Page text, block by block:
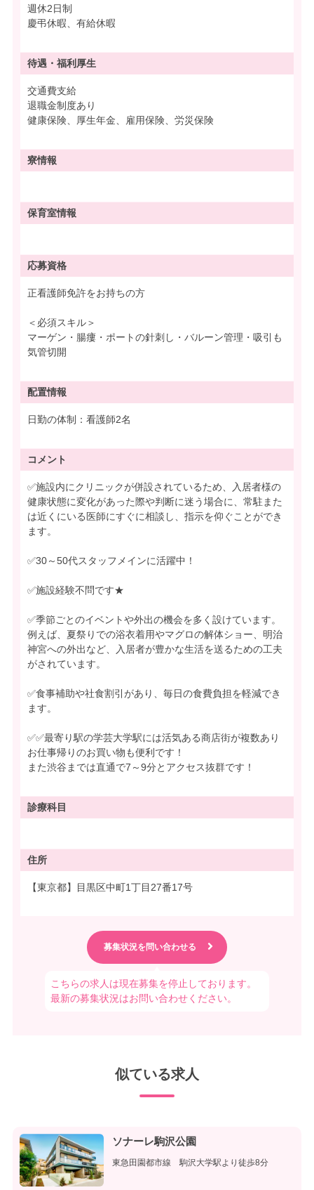
週休2日制
慶弔休暇、有給休暇
待遇・ 福利厚生
交通費支給
退職金制度あり
健康保険、厚生年金、雇用保険、労災保険
寮情報
保育室情報
応募資格
正看護師免許をお持ちの方
＜必須スキル＞
マーゲン・腸瘻・ポートの針刺し・バルーン管理・吸引も
気管切開
配置情報
日勤の体制：看護師2名
コメント
✅施設内にクリニックが併設されているため、入居者様の
健康状態に変化があった際や判断に迷う場合に、常駐また
は近くにいる医師にすぐに相談し、指示を仰ぐことができ
ます。
✅30～50代スタッフメインに活躍中！
✅施設経験不問です★
✅季節ごとのイベントや外出の機会を多く設けています。
例えば、夏祭りでの浴衣着用やマグロの解体ショー、明治
神宮への外出など、入居者が豊かな生活を送るための工夫
がされています。
✅食事補助や社食割引があり、毎日の食費負担を軽減でき
ます。
✅✅最寄り駅の学芸大学駅には活気ある商店街が複数あり
お仕事帰りのお買い物も便利です！
また渋谷までは直通で7～9分とアクセス抜群です！
診療科目
住所
【東京都】目黒区中町1丁目27番17号
こちらの求人は現在募集を停止しております。
最新の募集状況はお問い合わせください。
似ている求人
ソナーレ駒沢公園
東急田園都市線 駒沢大学駅より徒歩8分